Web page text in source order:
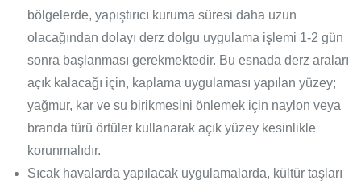
bölgelerde, yapıştırıcı kuruma süresi daha uzun
olacağından dolayı derz dolgu uygulama işlemi 1-2 gün
sonra başlanması gerekmektedir. Bu esnada derz araları
açık kalacağı için, kaplama uygulaması yapılan yüzey;
yağmur, kar ve su birikmesini önlemek için naylon veya
branda türü örtüler kullanarak açık yüzey kesinlikle
korunmalıdır.
Sıcak havalarda yapılacak uygulamalarda, kültür taşları